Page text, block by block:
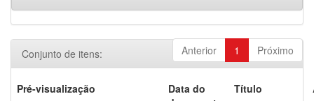
Anterior 1 Próximo
Conjunto de itens:
Pré-visualização
Data do
Título